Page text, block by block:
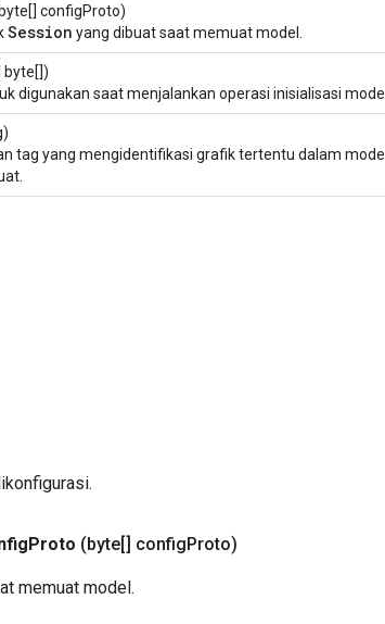
configProto)
Session yang dibuat saat memuat model.
byte[])
digunakan saat menjalankan operasi inisialisasi model.
tag yang mengidentifikasi grafik tertentu dalam model
Proto (byte[] configProto)
memuat model.